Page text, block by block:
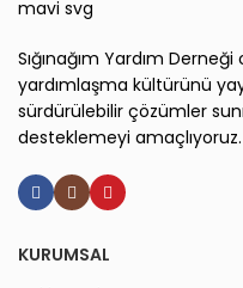
Sığınağım Yardım
yardımlaşma kültürünü
sürdürülebilir çözümler
desteklemeyi amaçlıyoruz.
KURUMSAL